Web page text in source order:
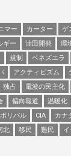
マー カーター ゲ
ギー 油田開発 環
規制 ベネズエラ
アクティビズム
独占 電波の民主化
偏向報道 温暖化
ボリバル CIA カナ
北 移民 難民 イ